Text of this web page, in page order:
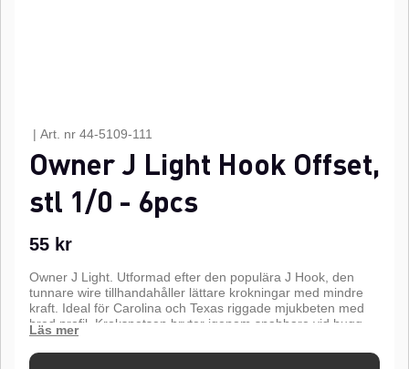
| Art. nr 44-5109-111
Owner J Light Hook Offset,
stl 1/0 - 6pcs
55 kr
Owner J Light. Utformad efter den populära J Hook, den
tunnare wire tillhandahåller lättare krokningar med mindre
kraft. Ideal för Carolina och Texas riggade mjukbeten med
bred profil. Krokspetsen bryter igenom snabbare vid hugg,
en djup krokböj reducerar chanserna att fisken kastar ifrån
sig kroken. Funktioner inkluderar en Black Chrome finish,